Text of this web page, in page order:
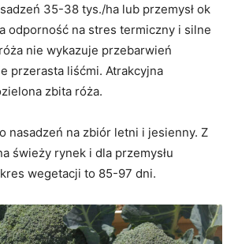
35-38 tys./ha lub przemysł ok
odporność na stres termiczny i silne
nie wykazuje przebarwień
przerasta liśćmi. Atrakcyjna
zbita róża.
nasadzeń na zbiór letni i jesienny. Z
świeży rynek i dla przemysłu
wegetacji to 85-97 dni.